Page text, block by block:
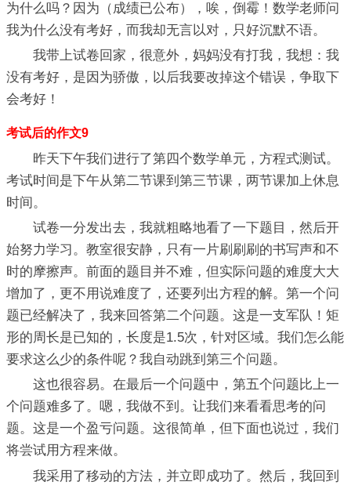
为什么吗？因为（成绩已公布），唉，倒霉！数学老师问
我为什么没有考好，而我却无言以对，只好沉默不语。
我带上试卷回家，很意外，妈妈没有打我，我想：我
没有考好，是因为骄傲，以后我要改掉这个错误，争取下
会考好！
考试后的作文9
昨天下午我们进行了第四个数学单元，方程式测试。
考试时间是下午从第二节课到第三节课，两节课加上休息
时间。
试卷一分发出去，我就粗略地看了一下题目，然后开
始努力学习。教室很安静，只有一片刷刷刷的书写声和不
时的摩擦声。前面的题目并不难，但实际问题的难度大大
增加了，更不用说难度了，还要列出方程的解。第一个问
题已经解决了，我来回答第二个问题。这是一支军队！矩
形的周长是已知的，长度是1.5次，针对区域。我们怎么能
要求这么少的条件呢？我自动跳到第三个问题。
这也很容易。在最后一个问题中，第五个问题比上一
个问题难多了。嗯，我做不到。让我们来看看思考的问
题。这是一个盈亏问题。这很简单，但下面也说过，我们
将尝试用方程来做。
我采用了移动的方法，并立即成功了。然后，我回到